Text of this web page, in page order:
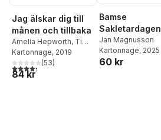
Jag älskar dig till
månen och tillbaka
Amelia Hepworth, Tim
Warnes
Kartonnage, 2019
4,3utav 5 stjärnor. Totalt antal röster:
(53)
84 kr
Bamse
Sakletardagen
Jan Magnusson
Kartonnage, 2025
60 kr